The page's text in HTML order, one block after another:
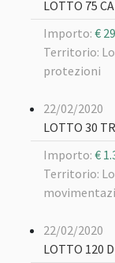
LOTTO 75
Importo: €
Territorio:
protezioni
22/02/2020
LOTTO 30
Importo: €
Territorio:
22/02/2020
LOTTO 120